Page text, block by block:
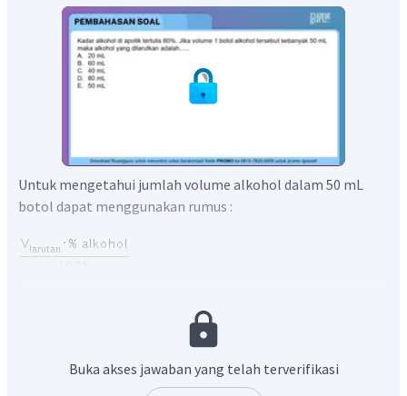
Untuk mengetahui jumlah volume alkohol dalam 50 mL
botol dapat menggunakan rumus :
Buka akses jawaban yang telah terverifikasi